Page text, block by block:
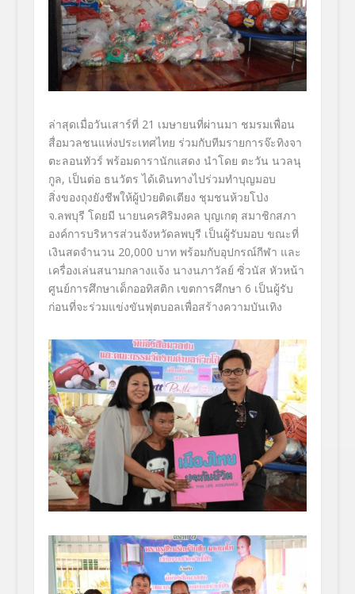
ล่าสุดเมื่อวันเสาร์ที่ 21 เมษายนที่ผ่านมา ชมรมเพื่อน
สื่อมวลชนแห่งประเทศไทย ร่วมกับทีมรายการจ๊ะทิงจา
ตะลอนทัวร์ พร้อมดารานักแสดง นำโดย ตะวัน นวลนุ
กูล, เป็นต่อ ธนวัตร ได้เดินทางไปร่วมทำบุญมอบ
สิ่งของถุงยังชีพให้ผู้ป่วยติดเตียง ชุมชนห้วยโป่ง
จ.ลพบุรี โดยมี นายนครศิริมงคล บุญเกตุ สมาชิกสภา
องค์การบริหารส่วนจังหวัดลพบุรี เป็นผู้รับมอบ ขณะที่
เงินสดจำนวน 20,000 บาท พร้อมกับอุปกรณ์กีฬา และ
เครื่องเล่นสนามกลางแจ้ง นางนภาวัลย์ ซิ่วนัส หัวหน้า
ศูนย์การศึกษาเด็กออทิสติก เขตการศึกษา 6 เป็นผู้รับ
ก่อนที่จะร่วมแข่งขันฟุตบอลเพื่อสร้างความบันเทิง